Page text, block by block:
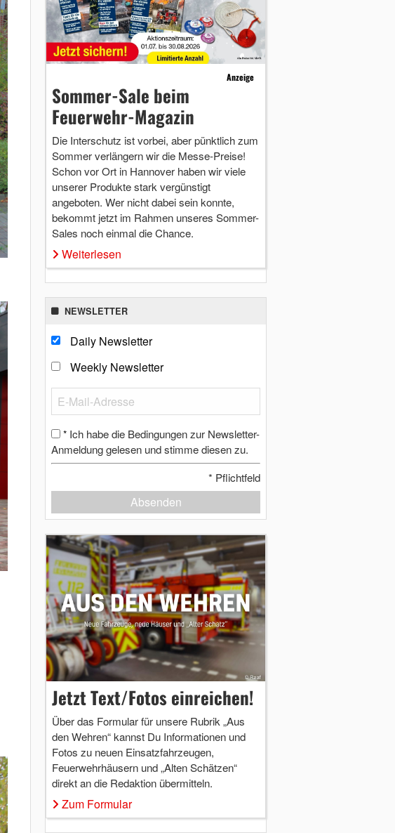
Anzeige
Sommer-Sale beim
Feuerwehr-Magazin
Die Interschutz ist vorbei, aber pünktlich zum
Sommer verlängern wir die Messe-Preise!
Schon vor Ort in Hannover haben wir viele
unserer Produkte stark vergünstigt
angeboten. Wer nicht dabei sein konnte,
bekommt jetzt im Rahmen unseres Sommer-
Sales noch einmal die Chance.
Weiterlesen
NEWSLETTER
Daily Newsletter
Weekly Newsletter
* Ich habe die Bedingungen zur Newsletter-
Anmeldung gelesen und stimme diesen zu.
* Pflichtfeld
Absenden
Jetzt Text/Fotos einreichen!
Über das Formular für unsere Rubrik „Aus
den Wehren“ kannst Du Informationen und
Fotos zu neuen Einsatzfahrzeugen,
Feuerwehrhäusern und „Alten Schätzen“
direkt an die Redaktion übermitteln.
Zum Formular